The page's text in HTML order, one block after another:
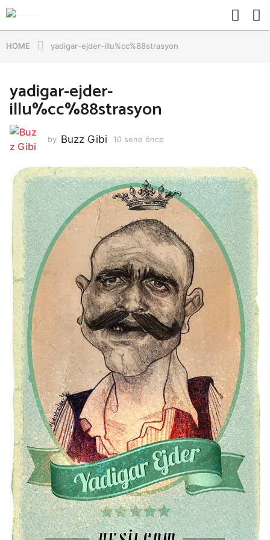
HOME yadigar-ejder-illu%cc%88strasyon
yadigar-ejder-
illu%cc%88strasyon
by Buzz Gibi 10 sene önce
e
n
e
ö
c
e